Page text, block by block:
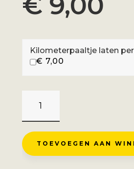
Kilometerpaaltje laten
€ 7,00
SELLA
-
SELVA
DI
TOEVOEGEN AAN